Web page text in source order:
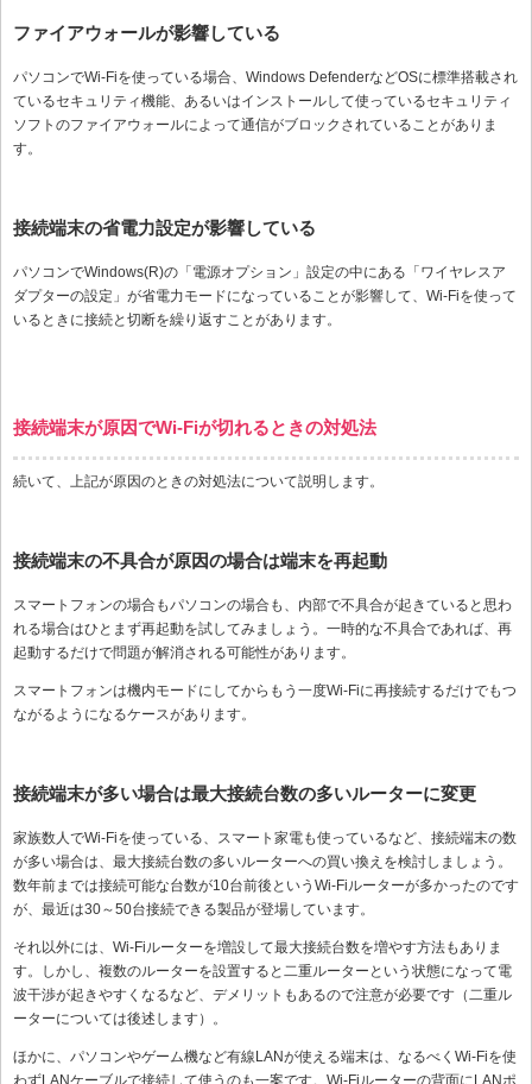
ファイアウォールが影響している
パソコンでWi-Fiを使っている場合、Windows DefenderなどOSに標準搭載され
ているセキュリティ機能、あるいはインストールして使っているセキュリティ
ソフトのファイアウォールによって通信がブロックされていることがありま
す。
接続端末の省電力設定が影響している
パソコンでWindows(R)の「電源オプション」設定の中にある「ワイヤレスア
ダプターの設定」が省電力モードになっていることが影響して、Wi-Fiを使って
いるときに接続と切断を繰り返すことがあります。
接続端末が原因でWi-Fiが切れるときの対処法
続いて、上記が原因のときの対処法について説明します。
接続端末の不具合が原因の場合は端末を再起動
スマートフォンの場合もパソコンの場合も、内部で不具合が起きていると思わ
れる場合はひとまず再起動を試してみましょう。一時的な不具合であれば、再
起動するだけで問題が解消される可能性があります。
スマートフォンは機内モードにしてからもう一度Wi-Fiに再接続するだけでもつ
ながるようになるケースがあります。
接続端末が多い場合は最大接続台数の多いルーターに変更
家族数人でWi-Fiを使っている、スマート家電も使っているなど、接続端末の数
が多い場合は、最大接続台数の多いルーターへの買い換えを検討しましょう。
数年前までは接続可能な台数が10台前後というWi-Fiルーターが多かったのです
が、最近は30～50台接続できる製品が登場しています。
それ以外には、Wi-Fiルーターを増設して最大接続台数を増やす方法もありま
す。しかし、複数のルーターを設置すると二重ルーターという状態になって電
波干渉が起きやすくなるなど、デメリットもあるので注意が必要です（二重ル
ーターについては後述します）。
ほかに、パソコンやゲーム機など有線LANが使える端末は、なるべくWi-Fiを使
わずLANケーブルで接続して使うのも一案です。Wi-Fiルーターの背面にLANポ